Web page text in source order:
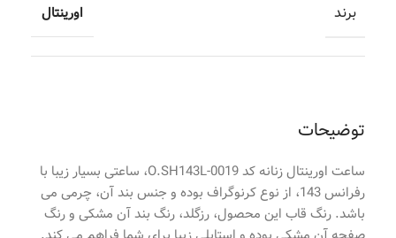
توضیحات
ساعت اورینتال زنانه کد O.SH143L-0019، ساعتی بسیار زیبا با
رفرانس 143، از نوع کرنوگراف بوده و جنس بند آن، چرمی می
باشد. رنگ قاب این محصول، رزگلد، رنگ بند آن مشکی و رنگ
برند اورینتال